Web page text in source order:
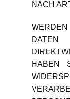
NACH
WERDEN
HABEN